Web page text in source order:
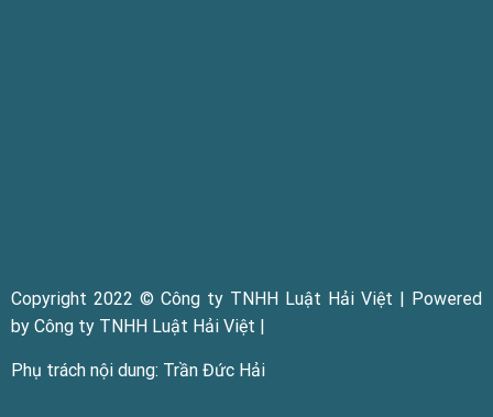
Copyright 2022 © Công ty TNHH Luật Hải Việt | Powered
by Công ty TNHH Luật Hải Việt |
Phụ trách nội dung: Trần Đức Hải